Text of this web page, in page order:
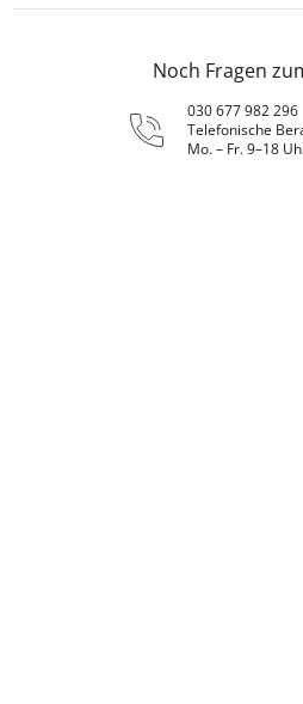
Noch Fragen
030 677 982 296
Telefonische
Mo. – Fr. 9–18